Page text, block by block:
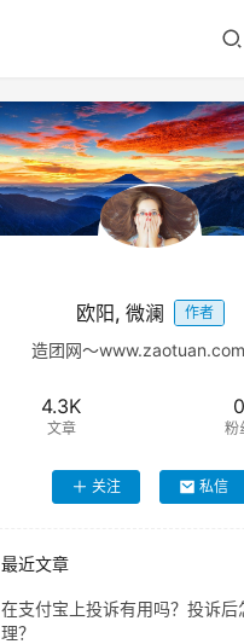
欧阳, 微澜 作者
造团网～
4.3K
文章
0
粉
关注 私信
最近文章
在支付宝上投诉有用吗？投诉后
理？